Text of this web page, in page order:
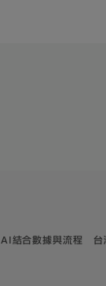
AI結合數據與流程 台